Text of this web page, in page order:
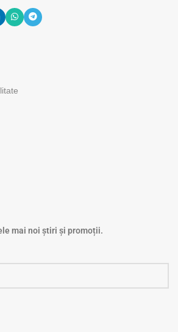
mai noi știri și promoții.